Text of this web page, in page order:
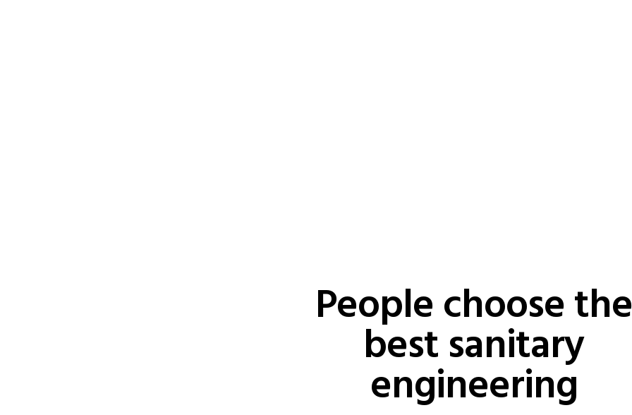
People choose the
best sanitary
engineering